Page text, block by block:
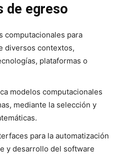
de egreso
computacionales para
diversos contextos,
plataformas o
modelos computacionales
mediante la selección y
para la automatización
y desarrollo del software